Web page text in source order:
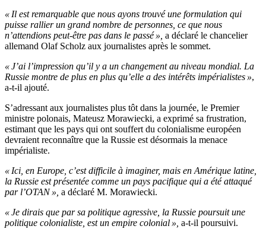
« Il est remarquable que nous ayons trouvé une formulation qui
puisse rallier un grand nombre de personnes, ce que nous
n’attendions peut-être pas dans le passé », a déclaré le chancelier
allemand Olaf Scholz aux journalistes après le sommet.
« J’ai l’impression qu’il y a un changement au niveau mondial. La
Russie montre de plus en plus qu’elle a des intérêts impérialistes »,
a-t-il ajouté.
S’adressant aux journalistes plus tôt dans la journée, le Premier
ministre polonais, Mateusz Morawiecki, a exprimé sa frustration,
estimant que les pays qui ont souffert du colonialisme européen
devraient reconnaître que la Russie est désormais la menace
impérialiste.
« Ici, en Europe, c’est difficile à imaginer, mais en Amérique latine,
la Russie est présentée comme un pays pacifique qui a été attaqué
par l’OTAN », a déclaré M. Morawiecki.
« Je dirais que par sa politique agressive, la Russie poursuit une
politique colonialiste, est un empire colonial », a-t-il poursuivi.